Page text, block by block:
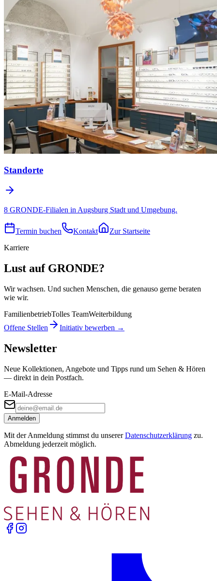
Standorte
8 GRONDE-Filialen in Augsburg Stadt und Umgebung.
Termin buchen Kontakt
Zur Startseite
Karriere
Lust auf GRONDE?
Wir wachsen. Und suchen Menschen, die genauso gerne beraten
wie wir.
FamilienbetriebTolles TeamWeiterbildung
Offene Stellen
Initiativ bewerben →
Newsletter
Neue Kollektionen, Angebote und Tipps rund um Sehen & Hören
— direkt in dein Postfach.
E-Mail-Adresse
Anmelden
Mit der Anmeldung stimmst du unserer Datenschutzerklärung zu.
Abmeldung jederzeit möglich.